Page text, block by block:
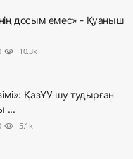
досым емес» - Қуаныш
visibility 10.3k
ҚазҰУ шу тудырған
...
visibility 5.1k